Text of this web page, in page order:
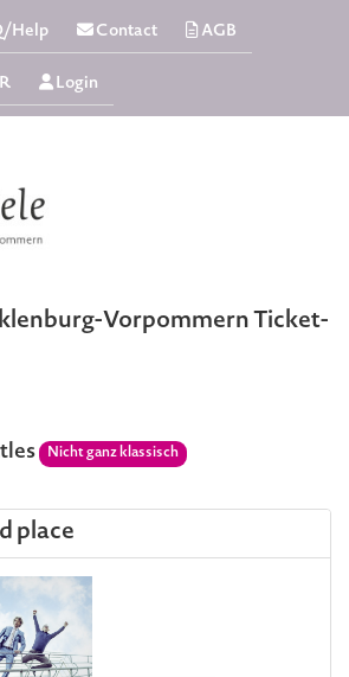
Help Contact AGB
Login
Vorpommern Ticket-
Nicht ganz klassisch
place